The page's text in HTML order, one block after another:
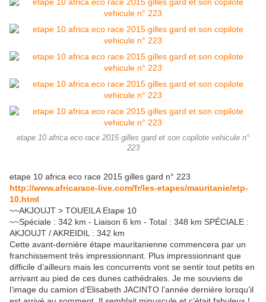
etape 10 africa eco race 2015 gilles gard et son copilote vehicule n°
223
etape 10 africa eco race 2015 gilles gard n° 223
http://www.africarace-live.com/fr/les-etapes/mauritanie/etp-
10.html
~~AKJOUJT > TOUEILA Etape 10
~~Spéciale : 342 km - Liaison 6 km - Total : 348 km SPÉCIALE :
AKJOUJT / AKREIDIL : 342 km
Cette avant-dernière étape mauritanienne commencera par un
franchissement très impressionnant. Plus impressionnant que
difficile d’ailleurs mais les concurrents vont se sentir tout petits en
arrivant au pied de ces dunes cathédrales. Je me souviens de
l’image du camion d’Elisabeth JACINTO l’année dernière lorsqu’il